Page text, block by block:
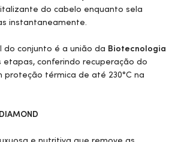
do cabelo enquanto sela
instantaneamente.
do conjunto é a união da Biotecnologia
etapas, conferindo recuperação do
térmica de até 230°C na